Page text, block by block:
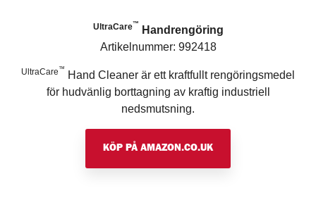
UltraCare™
Handrengöring
Artikelnummer: 992418
UltraCare ™
Hand Cleaner är ett kraftfullt rengöringsmedel
för hudvänlig borttagning av kraftig industriell
nedsmutsning.
KÖP PÅ AMAZON.CO.UK